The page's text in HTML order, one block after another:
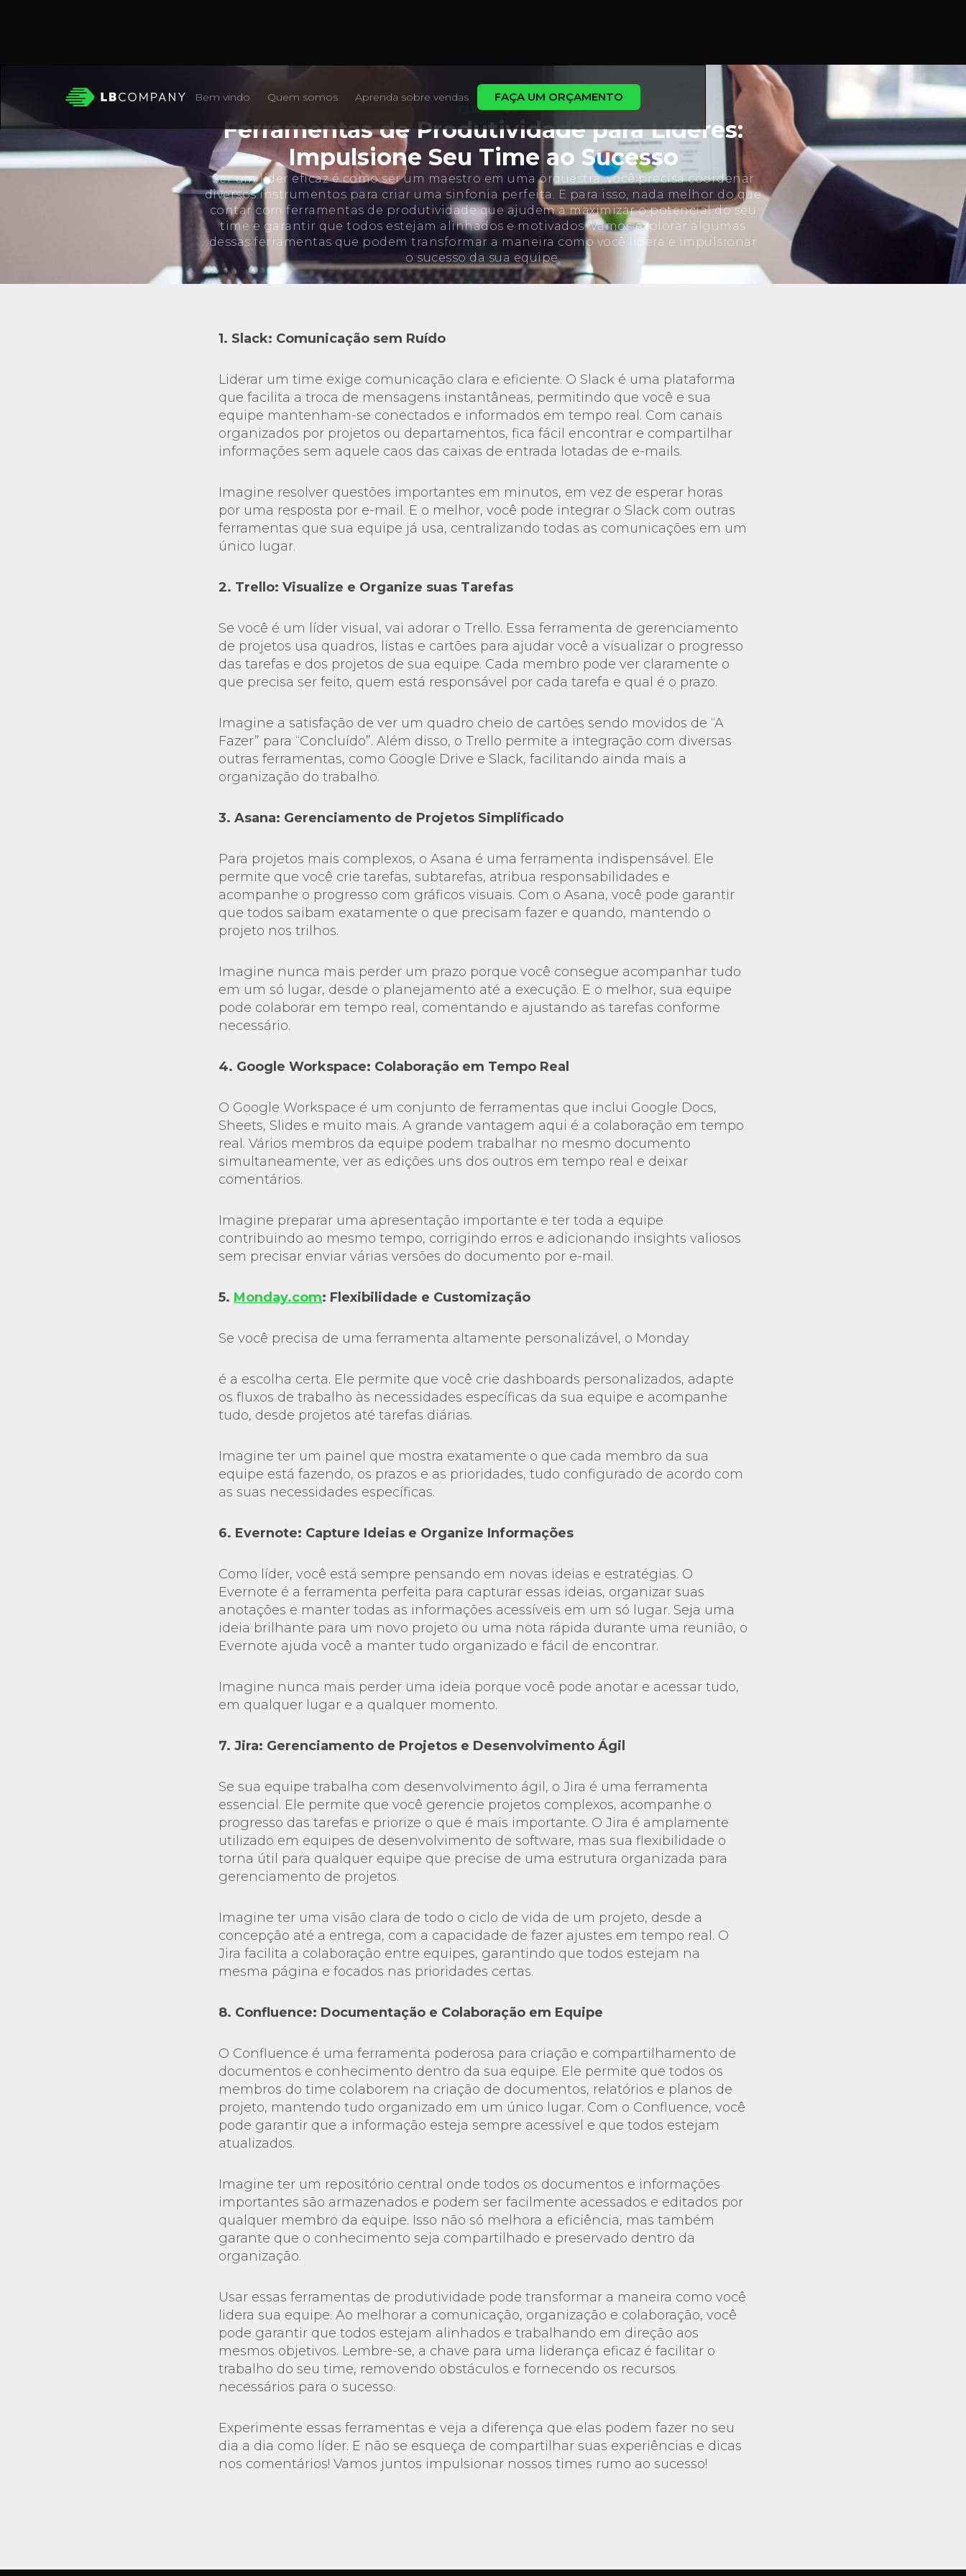
Bem vindo Quem somos Aprenda sobre vendas FAÇA UM ORÇAMENTO
12/08/2024
Ferramentas de Produtividade para Líderes:
Impulsione Seu Time ao Sucesso
Ser um líder eficaz é como ser um maestro em uma orquestra: você precisa coordenar
diversos instrumentos para criar uma sinfonia perfeita. E para isso, nada melhor do que
contar com ferramentas de produtividade que ajudem a maximizar o potencial do seu
time e garantir que todos estejam alinhados e motivados. Vamos explorar algumas
dessas ferramentas que podem transformar a maneira como você lidera e impulsionar
o sucesso da sua equipe.
1. Slack: Comunicação sem Ruído
Liderar um time exige comunicação clara e eficiente. O Slack é uma plataforma
que facilita a troca de mensagens instantâneas, permitindo que você e sua
equipe mantenham-se conectados e informados em tempo real. Com canais
organizados por projetos ou departamentos, fica fácil encontrar e compartilhar
informações sem aquele caos das caixas de entrada lotadas de e-mails.
Imagine resolver questões importantes em minutos, em vez de esperar horas
por uma resposta por e-mail. E o melhor, você pode integrar o Slack com outras
ferramentas que sua equipe já usa, centralizando todas as comunicações em um
único lugar.
2. Trello: Visualize e Organize suas Tarefas
Se você é um líder visual, vai adorar o Trello. Essa ferramenta de gerenciamento
de projetos usa quadros, listas e cartões para ajudar você a visualizar o progresso
das tarefas e dos projetos de sua equipe. Cada membro pode ver claramente o
que precisa ser feito, quem está responsável por cada tarefa e qual é o prazo.
Imagine a satisfação de ver um quadro cheio de cartões sendo movidos de “A
Fazer” para “Concluído”. Além disso, o Trello permite a integração com diversas
outras ferramentas, como Google Drive e Slack, facilitando ainda mais a
organização do trabalho.
3. Asana: Gerenciamento de Projetos Simplificado
Para projetos mais complexos, o Asana é uma ferramenta indispensável. Ele
permite que você crie tarefas, subtarefas, atribua responsabilidades e
acompanhe o progresso com gráficos visuais. Com o Asana, você pode garantir
que todos saibam exatamente o que precisam fazer e quando, mantendo o
projeto nos trilhos.
Imagine nunca mais perder um prazo porque você consegue acompanhar tudo
em um só lugar, desde o planejamento até a execução. E o melhor, sua equipe
pode colaborar em tempo real, comentando e ajustando as tarefas conforme
necessário.
4. Google Workspace: Colaboração em Tempo Real
O Google Workspace é um conjunto de ferramentas que inclui Google Docs,
Sheets, Slides e muito mais. A grande vantagem aqui é a colaboração em tempo
real. Vários membros da equipe podem trabalhar no mesmo documento
simultaneamente, ver as edições uns dos outros em tempo real e deixar
comentários.
Imagine preparar uma apresentação importante e ter toda a equipe
contribuindo ao mesmo tempo, corrigindo erros e adicionando insights valiosos
sem precisar enviar várias versões do documento por e-mail.
5. Monday.com: Flexibilidade e Customização
Se você precisa de uma ferramenta altamente personalizável, o Monday
é a escolha certa. Ele permite que você crie dashboards personalizados, adapte
os fluxos de trabalho às necessidades específicas da sua equipe e acompanhe
tudo, desde projetos até tarefas diárias.
Imagine ter um painel que mostra exatamente o que cada membro da sua
equipe está fazendo, os prazos e as prioridades, tudo configurado de acordo com
as suas necessidades específicas.
6. Evernote: Capture Ideias e Organize Informações
Como líder, você está sempre pensando em novas ideias e estratégias. O
Evernote é a ferramenta perfeita para capturar essas ideias, organizar suas
anotações e manter todas as informações acessíveis em um só lugar. Seja uma
ideia brilhante para um novo projeto ou uma nota rápida durante uma reunião, o
Evernote ajuda você a manter tudo organizado e fácil de encontrar.
Imagine nunca mais perder uma ideia porque você pode anotar e acessar tudo,
em qualquer lugar e a qualquer momento.
7. Jira: Gerenciamento de Projetos e Desenvolvimento Ágil
Se sua equipe trabalha com desenvolvimento ágil, o Jira é uma ferramenta
essencial. Ele permite que você gerencie projetos complexos, acompanhe o
progresso das tarefas e priorize o que é mais importante. O Jira é amplamente
utilizado em equipes de desenvolvimento de software, mas sua flexibilidade o
torna útil para qualquer equipe que precise de uma estrutura organizada para
gerenciamento de projetos.
Imagine ter uma visão clara de todo o ciclo de vida de um projeto, desde a
concepção até a entrega, com a capacidade de fazer ajustes em tempo real. O
Jira facilita a colaboração entre equipes, garantindo que todos estejam na
mesma página e focados nas prioridades certas.
8. Confluence: Documentação e Colaboração em Equipe
O Confluence é uma ferramenta poderosa para criação e compartilhamento de
documentos e conhecimento dentro da sua equipe. Ele permite que todos os
membros do time colaborem na criação de documentos, relatórios e planos de
projeto, mantendo tudo organizado em um único lugar. Com o Confluence, você
pode garantir que a informação esteja sempre acessível e que todos estejam
atualizados.
Imagine ter um repositório central onde todos os documentos e informações
importantes são armazenados e podem ser facilmente acessados e editados por
qualquer membro da equipe. Isso não só melhora a eficiência, mas também
garante que o conhecimento seja compartilhado e preservado dentro da
organização.
Usar essas ferramentas de produtividade pode transformar a maneira como você
lidera sua equipe. Ao melhorar a comunicação, organização e colaboração, você
pode garantir que todos estejam alinhados e trabalhando em direção aos
mesmos objetivos. Lembre-se, a chave para uma liderança eficaz é facilitar o
trabalho do seu time, removendo obstáculos e fornecendo os recursos
necessários para o sucesso.
Experimente essas ferramentas e veja a diferença que elas podem fazer no seu
dia a dia como líder. E não se esqueça de compartilhar suas experiências e dicas
nos comentários! Vamos juntos impulsionar nossos times rumo ao sucesso!